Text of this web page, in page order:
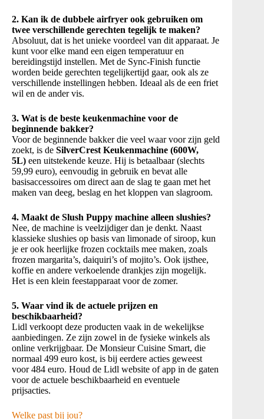
2. Kan ik de dubbele airfryer ook gebruiken om
twee verschillende gerechten tegelijk te maken?
Absoluut, dat is het unieke voordeel van dit apparaat. Je
kunt voor elke mand een eigen temperatuur en
bereidingstijd instellen. Met de Sync-Finish functie
worden beide gerechten tegelijkertijd gaar, ook als ze
verschillende instellingen hebben. Ideaal als de een friet
wil en de ander vis.
3. Wat is de beste keukenmachine voor de
beginnende bakker?
Voor de beginnende bakker die veel waar voor zijn geld
zoekt, is de SilverCrest Keukenmachine (600W,
5L) een uitstekende keuze. Hij is betaalbaar (slechts
59,99 euro), eenvoudig in gebruik en bevat alle
basisaccessoires om direct aan de slag te gaan met het
maken van deeg, beslag en het kloppen van slagroom.
4. Maakt de Slush Puppy machine alleen slushies?
Nee, de machine is veelzijdiger dan je denkt. Naast
klassieke slushies op basis van limonade of siroop, kun
je er ook heerlijke frozen cocktails mee maken, zoals
frozen margarita’s, daiquiri’s of mojito’s. Ook ijsthee,
koffie en andere verkoelende drankjes zijn mogelijk.
Het is een klein feestapparaat voor de zomer.
5. Waar vind ik de actuele prijzen en
beschikbaarheid?
Lidl verkoopt deze producten vaak in de wekelijkse
aanbiedingen. Ze zijn zowel in de fysieke winkels als
online verkrijgbaar. De Monsieur Cuisine Smart, die
normaal 499 euro kost, is bij eerdere acties geweest
voor 484 euro. Houd de Lidl website of app in de gaten
voor de actuele beschikbaarheid en eventuele
prijsacties.
Welke past bij jou?